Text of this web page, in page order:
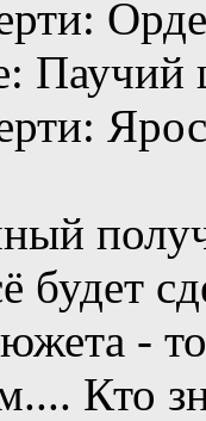
Паучий
будет
-
Кто